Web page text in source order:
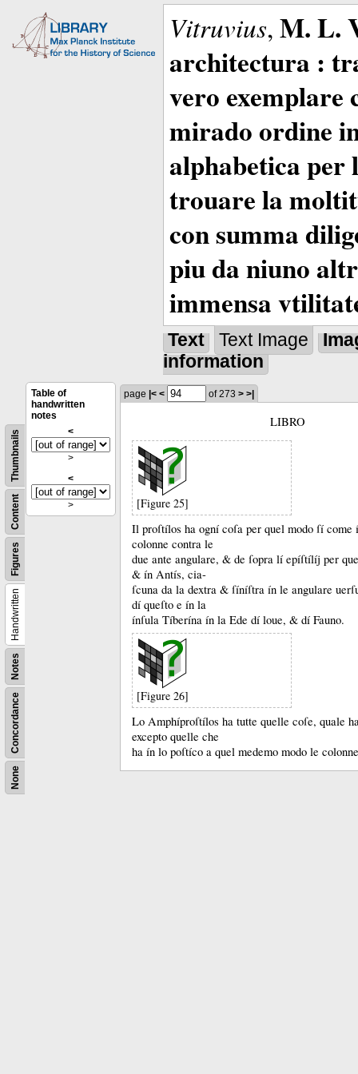
Vitruvius, M. L.
architectura :
vero exemplare
mirado ordine
alphabetica per
trouare la
con summa
piu da niuno
immensa
Text Text Image
information
None
Concordance
Notes
Handwritten
Figures
Content
Thumbnails
Table of
handwritten
notes
<
>
<
>
page |< < of 273 > >|
LIBRO
[Figure 25]
Il proſtílos ha ogní coſa per quel modo ſí
colonne contra le
due ante angulare, & de ſopra lí epíſtílíj per
& ín Antís, cia-
ſcuna da la dextra & ſíníſtra ín le angulare
dí queſto e ín la
ínſula Tíberína ín la Ede dí loue, & dí Fauno.
[Figure 26]
Lo Amphíproſtílos ha tutte quelle coſe, quale
excepto quelle che
ha ín lo poſtíco a quel medemo modo le